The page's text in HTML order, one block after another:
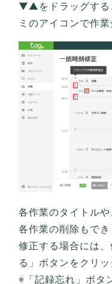
▼▲をドラッグする
ミのアイコンで作業
各作業のタイトルや
各作業の削除もでき
修正する場合には
る」ボタンをクリッ
※「記録忘れ」ボタ